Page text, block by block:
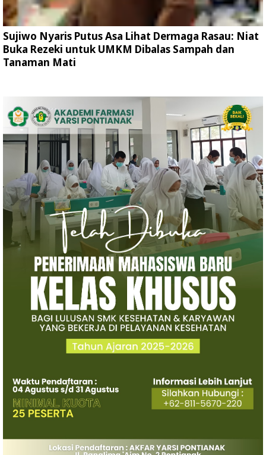
Sujiwo Nyaris Putus Asa Lihat Dermaga Rasau: Niat
Buka Rezeki untuk UMKM Dibalas Sampah dan
Tanaman Mati